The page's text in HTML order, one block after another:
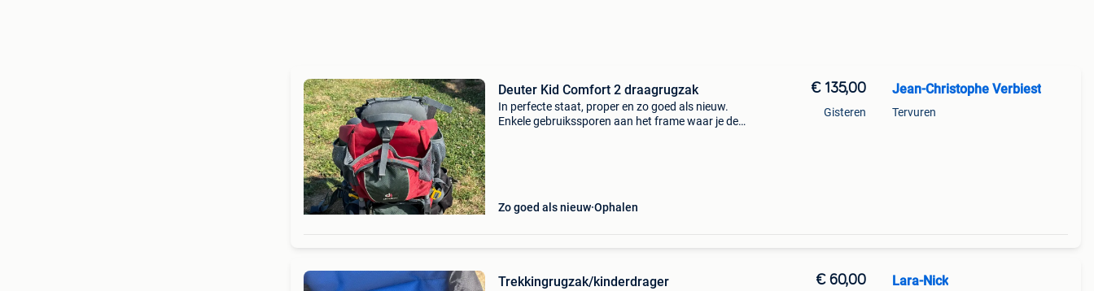
Deuter Kid Comfort 2 draagrugzak
In perfecte staat, proper en zo goed als nieuw.
Enkele gebruikssporen aan het frame waar je de
Zo goed als nieuw Ophalen
€ 135,00
Gisteren
Jean-Christophe Verbiest
Tervuren
Trekkingrugzak/kinderdrager € 60,00 Lara-Nick